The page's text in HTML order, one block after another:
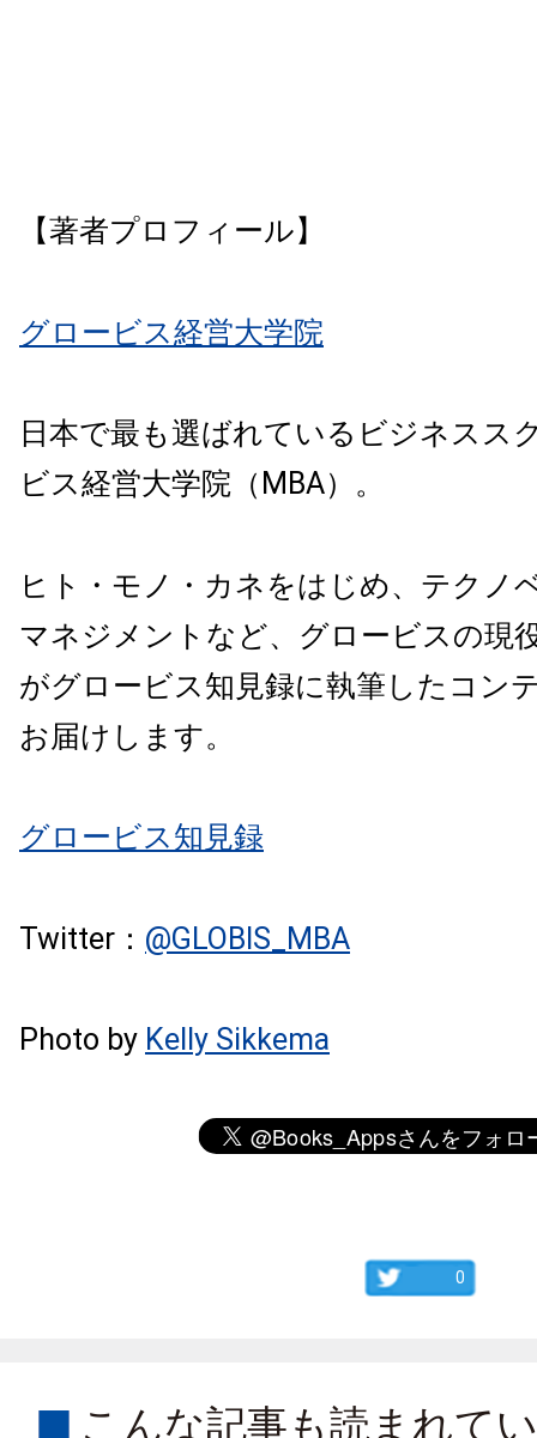
【著者プロフィール】
グロービス経営大学院
日本で最も選ばれているビジネスス
ビス経営大学院（MBA）。
ヒト・モノ・カネをはじめ、テクノ
マネジメントなど、グロービスの現
がグロービス知見録に執筆したコン
お届けします。
グロービス知見録
Twitter： @GLOBIS_MBA
Photo by Kelly Sikkema
0
こんな記事も読まれて